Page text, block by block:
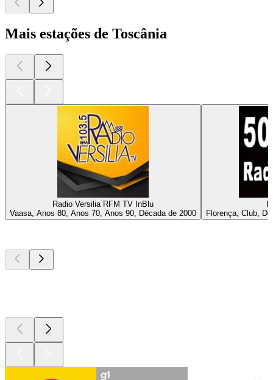
Mais estações de Toscânia
Radio Versilia RFM TV InBlu
Vaasa, Anos 80, Anos 70, Anos 90, Década de 2000
Florença, Club,